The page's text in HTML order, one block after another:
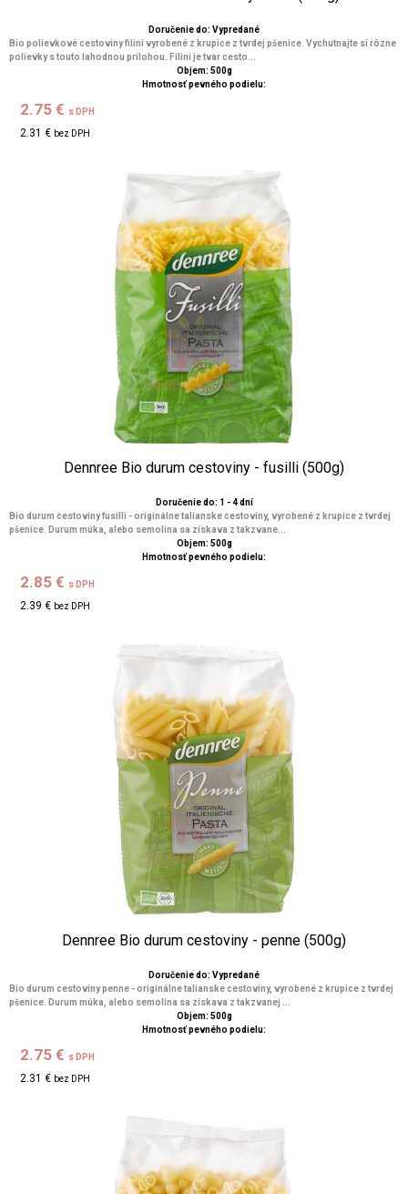
Doručenie do: Vypredané
Bio polievkové cestoviny filini vyrobené z krupice z tvrdej pšenice. Vychutnajte si rôzne
polievky s touto lahodnou prílohou. Filini je tvar cesto...
Objem: 500g
Hmotnosť pevného podielu:
2.75 € s DPH
2.31 € bez DPH
Dennree Bio durum cestoviny - fusilli (500g)
Doručenie do: 1 - 4 dní
Bio durum cestoviny fusilli - originálne talianske cestoviny, vyrobené z krupice z tvrdej
pšenice. Durum múka, alebo semolina sa získava z takzvane...
Objem: 500g
Hmotnosť pevného podielu:
2.85 € s DPH
2.39 € bez DPH
Dennree Bio durum cestoviny - penne (500g)
Doručenie do: Vypredané
Bio durum cestoviny penne - originálne talianske cestoviny, vyrobené z krupice z tvrdej
pšenice. Durum múka, alebo semolina sa získava z takzvanej ...
Objem: 500g
Hmotnosť pevného podielu:
2.75 € s DPH
2.31 € bez DPH